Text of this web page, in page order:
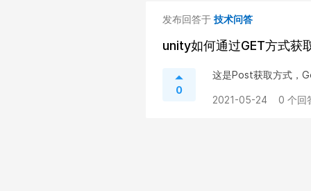
发布回答于 技术问答
unity如何通过GET方式获
0
这是Post获取方式，
2021-05-24 0 个回